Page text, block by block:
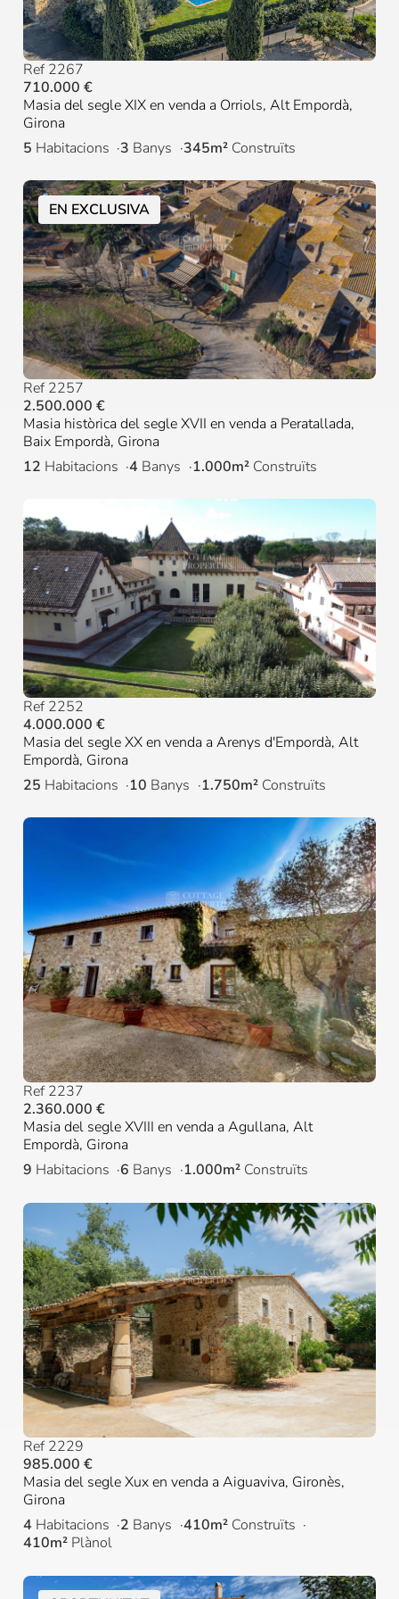
Ref 2267
710.000 €
Masia del segle XIX en venda a Orriols, Alt Empordà,
Girona
5 Habitacions 3 Banys 345m² Construïts
EN EXCLUSIVA
Ref 2257
2.500.000 €
Masia històrica del segle XVII en venda a Peratallada,
Baix Empordà, Girona
12 Habitacions 4 Banys 1.000m² Construïts
Ref 2252
4.000.000 €
Masia del segle XX en venda a Arenys d'Empordà, Alt
Empordà, Girona
25 Habitacions 10 Banys 1.750m² Construïts
Ref 2237
2.360.000 €
Masia del segle XVIII en venda a Agullana, Alt
Empordà, Girona
9 Habitacions 6 Banys 1.000m² Construïts
Ref 2229
985.000 €
Masia del segle Xux en venda a Aiguaviva, Gironès,
Girona
4 Habitacions 2 Banys 410m² Construïts
410m² Plànol